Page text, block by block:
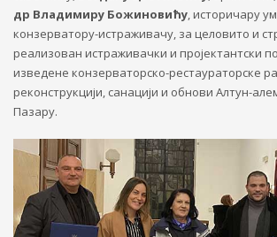
др Владимиру Божиновићу, историчару
конзерватору-истраживачу, за целовито и
реализован истраживачки и пројектантски
изведене конзерваторско-рестаураторске
реконструкцији, санацији и обнови Алтун-
Пазару.